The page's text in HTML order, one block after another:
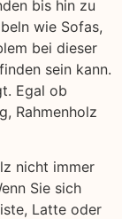
bis hin zu
wie Sofas,
bei dieser
sein kann.
Egal ob
Rahmenholz
nicht immer
Sie sich
Latte oder